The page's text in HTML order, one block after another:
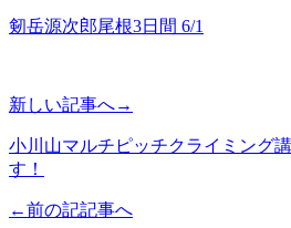
剱岳源次郎尾根3日間 6/1
新しい記事へ→
小川山マルチピッチクライミング
す！
←前の記記事へ